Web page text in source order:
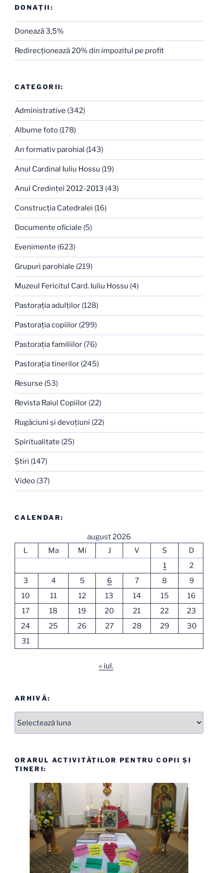
DONAȚII:
Donează 3,5%
Redirecţionează 20% din impozitul pe profit
CATEGORII:
Administrative (342)
Albume foto (178)
An formativ parohial (143)
Anul Cardinal Iuliu Hossu (19)
Anul Credinţei 2012-2013 (43)
Construcţia Catedralei (16)
Documente oficiale (5)
Evenimente (623)
Grupuri parohiale (219)
Muzeul Fericitul Card. Iuliu Hossu (4)
Pastoraţia adulţilor (128)
Pastoraţia copiilor (299)
Pastoraţia familiilor (76)
Pastoraţia tinerilor (245)
Resurse (53)
Revista Raiul Copiilor (22)
Rugăciuni şi devoţiuni (22)
Spiritualitate (25)
Ştiri (147)
Video (37)
CALENDAR:
august 2026
L
Ma Mi J V S
D
1
2
3
4 5 6 7 8
9
10
11 12 13 14 15
16
17
18 19 20 21 22
23
24
25 26 27 28 29
30
31
« iul.
ARHIVĂ:
ORARUL ACTIVITĂȚILOR PENTRU COPII ȘI
TINERI: